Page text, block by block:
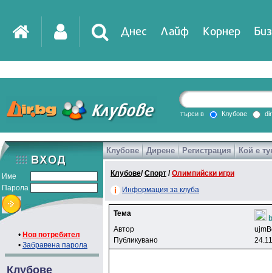
Днес Лайф Корнер
DirTV Impressio
Games
търси в Клубове
Име
Парола
• Нов потребител
• Забравена парола
Клубове
Клубове Дирене Регистрация Кой е
Клубове/Спорт /Олимпийски игри
Информация за клуба
Тема
Автор
Публикувано